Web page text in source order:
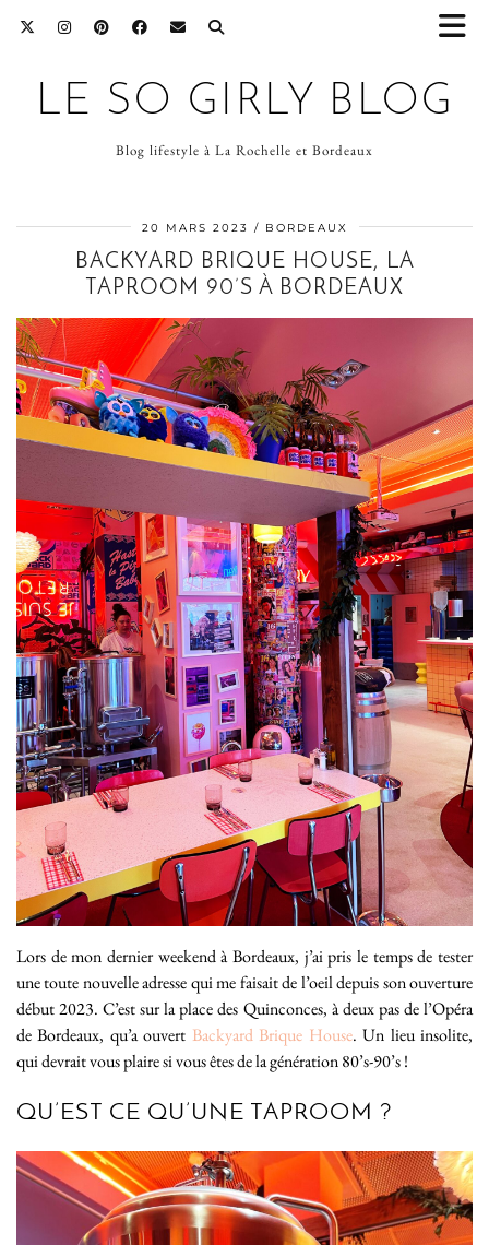
LE SO GIRLY BLOG
Blog lifestyle à La Rochelle et Bordeaux
20 MARS 2023 BORDEAUX
BACKYARD BRIQUE HOUSE, LA
TAPROOM 90’S À BORDEAUX
Lors de mon dernier weekend à Bordeaux, j’ai pris le temps de tester
une toute nouvelle adresse qui me faisait de l’oeil depuis son ouverture
début 2023. C’est sur la place des Quinconces, à deux pas de l’Opéra
de Bordeaux, qu’a ouvert Backyard Brique House. Un lieu insolite,
qui devrait vous plaire si vous êtes de la génération 80’s-90’s !
QU’EST CE QU’UNE TAPROOM ?